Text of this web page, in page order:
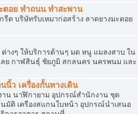
ตอย ทำถนน ทำสะพาน
ต บริษัทรับเหมาก่อสร้าง ลาดยางมะตอย
างๆ ให้บริการด้านๆ มด หนู แมลงสาบ ใน
ลย กาฬสินธุ์ ชัยภูมิ สกลนคร นครพนม และ
นิ้ว เครื่องกั้นทางเดิน
าน นาฬิกายาม อุปกรณ์สำนักงาน ชุด
มัติ เครืองสแกนใบหน้า อุปกรณ์นำเสนอ